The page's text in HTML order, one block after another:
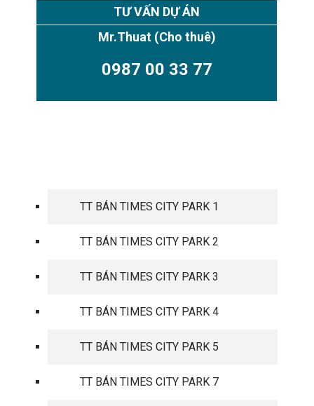
TƯ VẤN DỰ ÁN
Mr.Thuat (Cho thuê)
0987 00 33 77
TT BÁN TIMES CITY PARK 1
TT BÁN TIMES CITY PARK 2
TT BÁN TIMES CITY PARK 3
TT BÁN TIMES CITY PARK 4
TT BÁN TIMES CITY PARK 5
TT BÁN TIMES CITY PARK 7